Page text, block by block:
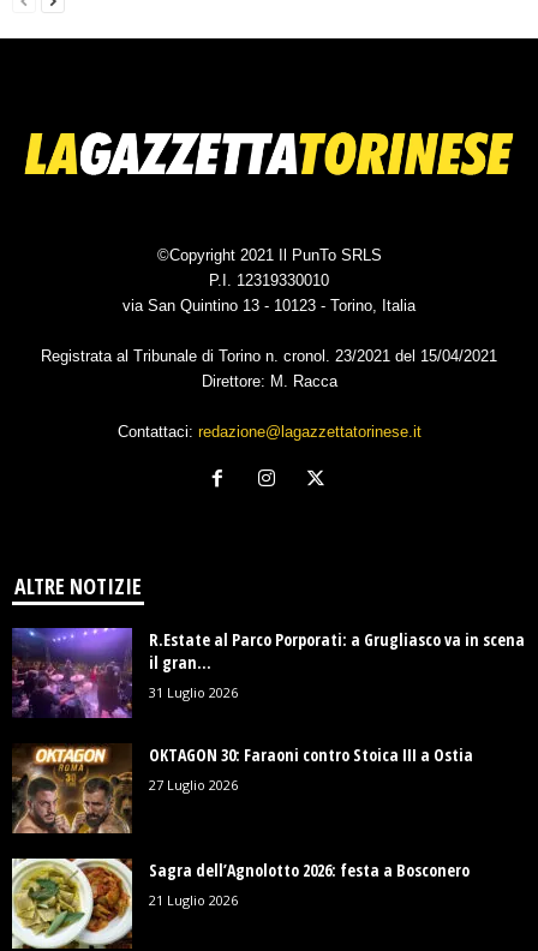
©Copyright 2021 Il PunTo SRLS
P.I. 12319330010
via San Quintino 13 - 10123 - Torino, Italia
Registrata al Tribunale di Torino n. cronol. 23/2021 del 15/04/2021
Direttore: M. Racca
Contattaci: redazione@lagazzettatorinese.it
ALTRE NOTIZIE
R.Estate al Parco Porporati: a Grugliasco va in scena
il gran...
31 Luglio 2026
OKTAGON 30: Faraoni contro Stoica III a Ostia
27 Luglio 2026
Sagra dell’Agnolotto 2026: festa a Bosconero
21 Luglio 2026